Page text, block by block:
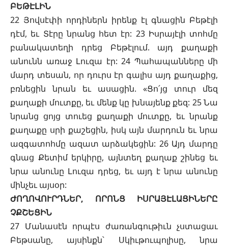
ԲԵԹԷԼԻՆ
22 Յովսէփի որդիներն իրենք էլ գնացին Բեթէլի
դէմ, եւ Տէրը նրանց հետ էր: 23 Իսրայէլի տոհմը
բանակատեղի դրեց Բեթէլում. այդ քաղաքի
անունն առաջ Լուզա էր: 24 Պահապանները մի
մարդ տեսան, որ դուրս էր գալիս այդ քաղաքից,
բռնեցին նրան եւ ասացին. «Ցո՛յց տուր մեզ
քաղաքի մուտքը, եւ մենք կը խնայենք քեզ: 25 Նա
նրանց ցոյց տուեց քաղաքի մուտքը, եւ նրանք
քաղաքը սրի քաշեցին, իսկ այն մարդուն եւ նրա
ազգատոհմը ազատ արձակեցին: 26 Այդ մարդը
գնաց Քետիմ երկիրը, այնտեղ քաղաք շինեց եւ
նրա անունը Լուզա դրեց, եւ այդ է նրա անունը
մինչեւ այսօր:
ԺՈՂՈՎՈՒՐԴՆԵՐ, ՈՐՈՆՑ ԻՍՐԱՅԷԼԱՑԻՆԵՐԸ
ՉՔՇԵՑԻՆ
27 Մանասէն որպէս ժառանգութիւն չստացաւ
Բեթսանը, այսինքն՝ Սկիւթուպոլիսը, նրա